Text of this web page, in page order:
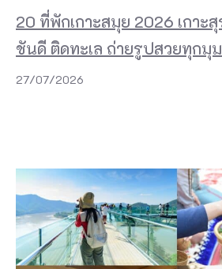
20 ที่พักเกาะสมุย 2026 เกาะ
ชันดี ติดทะเล ถ่ายรูปสวยทุกมุม
27/07/2026